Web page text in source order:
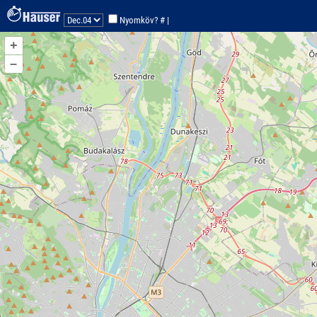
koo:47.5-19.1
Nyomköv? #|
Nincs trackpont a autóra!
+
–